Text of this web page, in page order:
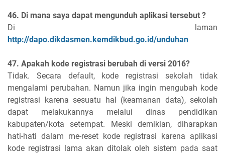
46. Di mana saya dapat mengunduh aplikasi tersebut ?
Di laman
http://dapo.dikdasmen.kemdikbud.go.id/unduhan
47. Apakah kode registrasi berubah di versi 2016?
Tidak. Secara default, kode registrasi sekolah tidak
mengalami perubahan. Namun jika ingin mengubah kode
registrasi karena sesuatu hal (keamanan data), sekolah
dapat melakukannya melalui dinas pendidikan
kabupaten/kota setempat. Meski demikian, diharapkan
hati-hati dalam me-reset kode registrasi karena aplikasi
kode registrasi lama akan ditolak oleh sistem pada saat